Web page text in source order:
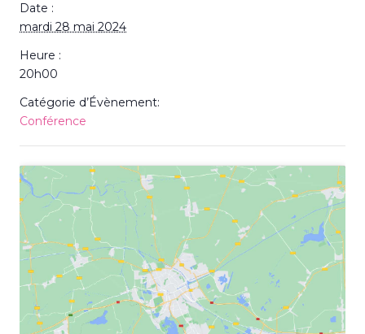
Date :
mardi 28 mai 2024
Heure :
20h00
Catégorie d’Évènement:
Conférence